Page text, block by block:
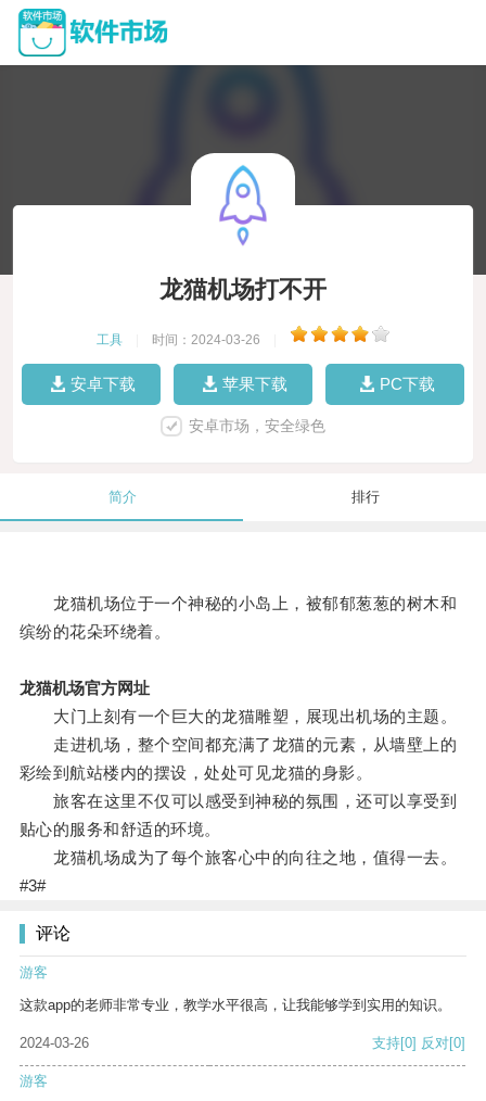
龙猫机场打不开
工具 时间：2024-03-26
安卓下载 苹果下载 PC下载
安卓市场，安全绿色
简介 排行
龙猫机场位于一个神秘的小岛上，被郁郁葱葱的树木和
缤纷的花朵环绕着。
龙猫机场官方网址
大门上刻有一个巨大的龙猫雕塑，展现出机场的主题。
走进机场，整个空间都充满了龙猫的元素，从墙壁上的
彩绘到航站楼内的摆设，处处可见龙猫的身影。
旅客在这里不仅可以感受到神秘的氛围，还可以享受到
贴心的服务和舒适的环境。
龙猫机场成为了每个旅客心中的向往之地，值得一去。
#3#
评论
游客
这款app的老师非常专业，教学水平很高，让我能够学到实用的知识。
2024-03-26 支持[0] 反对[0]
游客